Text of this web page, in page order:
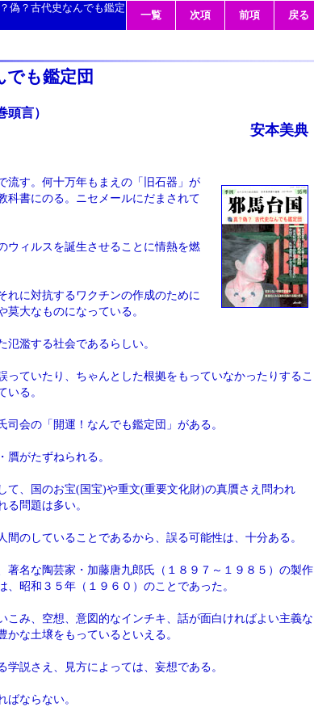
偽？古代史なんでも鑑定
一覧 次項 前項 戻る
安本美典
でも鑑定団
言）
流す。何十万年もまえの「旧石器」が
科書にのる。ニセメールにだまされて
ウィルスを誕生させることに情熱を燃
れに対抗するワクチンの作成のために
大なものになっている。
濫する社会であるらしい。
っていたり、ちゃんとした根拠をもっていなかったりするこ
いる。
会の「開運！なんでも鑑定団」がある。
贋がたずねられる。
て、国のお宝(国宝)や重文(重要文化財)の真贋さえ問われ
る問題は多い。
のしていることであるから、誤る可能性は、十分ある。
著名な陶芸家・加藤唐九郎氏（１８９７～１９８５）の製作
、昭和３５年（１９６０）のことであった。
こみ、空想、意図的なインチキ、話が面白ければよい主義な
な土壌をもっているといえる。
説さえ、見方によっては、妄想である。
ばならない。